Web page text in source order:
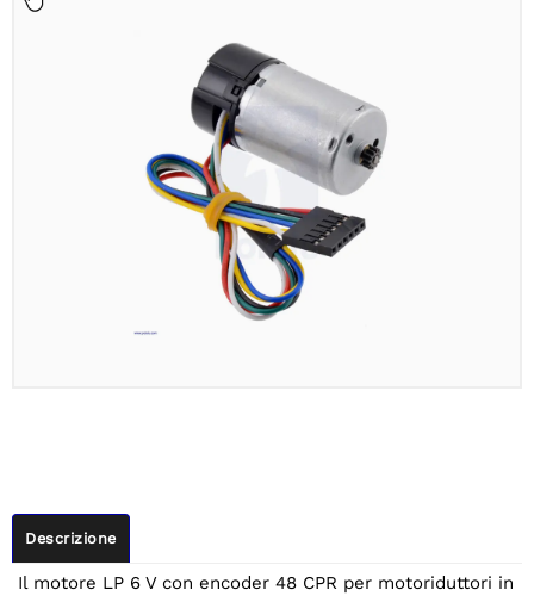
Descrizione
Il motore LP 6 V con encoder 48 CPR per motoriduttori in